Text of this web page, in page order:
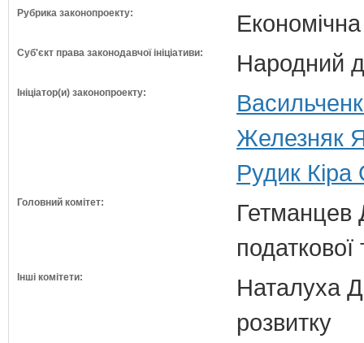
Рубрика законопроекту:
Суб'єкт права законодавчої ініціативи: Народний
Ініціатор(и) законопроекту:
Железняк
Рудик
Головний комітет:
Гетманцев
податкової
Інші комітети:
Наталуха
розвитку